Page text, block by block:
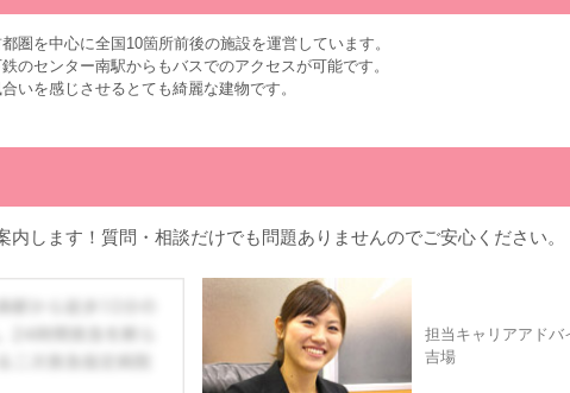
圏を中心に全国10箇所前後の施設を運営しています。
のセンター南駅からもバスでのアクセスが可能です。
いを感じさせるとても綺麗な建物です。
内します！質問・相談だけでも問題ありませんのでご安心ください。
担当キャリアアドバ
吉場